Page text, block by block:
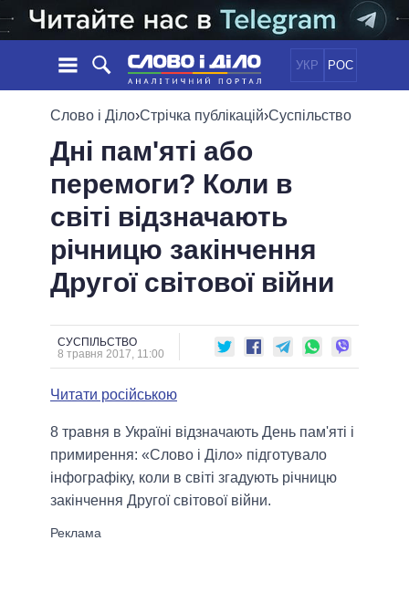
УКР РОС
НОВИНИ
СТРІЧКА
ПОДІЇ
СТАТТІ
ДУМКИ
ОГЛЯДИ
ДАЙДЖЕСТИ
ПОЛІТИКА
ЕКОНОМІКА
СУСПІЛЬСТВО
ОБIЦЯНКИ
ПОЛIТИКИ
УСІ ПОЛІТИКИ
ПРЕЗИДЕНТ І ОФІС
ВЕРХОВНА РАДА
ГОЛОВИ ОБЛАДМІНІСТРАЦІЙ
МЕРИ МІСТ
ВСІ ПЕРСОНИ
ІНФОГРАФІКА
ВІДЕО
ПОРІВНЯННЯ ПОЛІТИКІВ
Слово і Діло›Стрічка публікацій›Суспільство
Дні пам'яті або
перемоги? Коли в
світі відзначають
річницю закінчення
Другої світової війни
СУСПІЛЬСТВО
8 травня 2017, 11:00
Читати російською
8 травня в Україні відзначають День пам'яті і
примирення: «Слово і Діло» підготувало
інфографіку, коли в світі згадують річницю
закінчення Другої світової війни.